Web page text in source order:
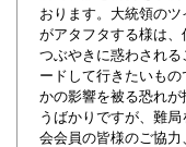
おります。大統領の
がアタフタする様は、
つぶやきに惑わされ
ードして行きたいも
かの影響を被る恐れ
うばかりですが、難
会会員の皆様のご協